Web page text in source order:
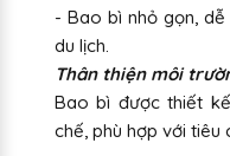
- Bao bì nhỏ gọn,
du lịch.
Thân thiện môi
Bao bì được thiết
chế, phù hợp với